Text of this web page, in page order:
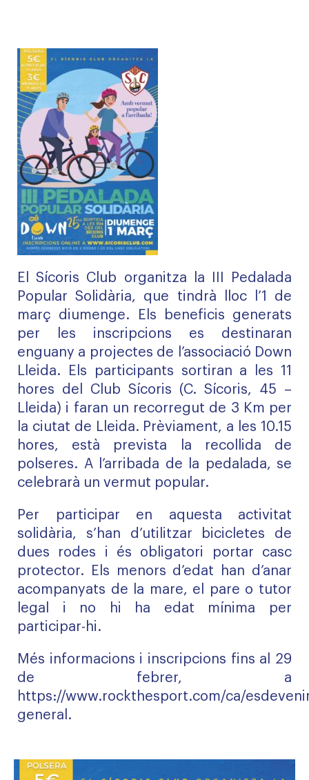
El Sícoris Club organitza la III Pedalada
Popular Solidària, que tindrà lloc l’1 de
març diumenge. Els beneficis generats
per les inscripcions es destinaran
enguany a projectes de l’associació Down
Lleida. Els participants sortiran a les 11
hores del Club Sícoris (C. Sícoris, 45 –
Lleida) i faran un recorregut de 3 Km per
la ciutat de Lleida. Prèviament, a les 10.15
hores, està prevista la recollida de
polseres. A l’arribada de la pedalada, se
celebrarà un vermut popular.
Per participar en aquesta activitat
solidària, s’han d’utilitzar bicicletes de
dues rodes i és obligatori portar casc
protector. Els menors d’edat han d’anar
acompanyats de la mare, el pare o tutor
legal i no hi ha edat mínima per
participar-hi.
Més informacions i inscripcions fins al 29
de febrer, a
https://www.rockthesport.com/ca/
general .